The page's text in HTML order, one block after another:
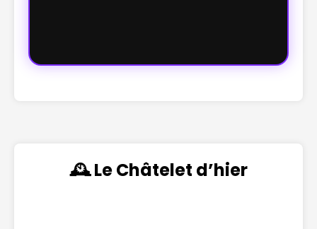
🕰️ Le Châtelet d’hier